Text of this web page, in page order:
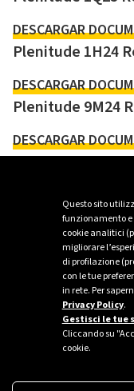
Questo sito
funzionamento e
cookie analitici
migliorare
di profilazione
con le tue
in rete. Per
Privacy Policy.
Gestisci le tue
Cliccando su
cookie.
DESCARGAR
Plenitude 1H24
DESCARGAR
Plenitude 9M24
DESCARGAR
Plenitude FY24
DESCARGAR